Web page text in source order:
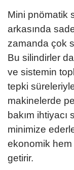
Mini pnömatik
arkasında
zamanda çok
Bu silindirler
ve sistemin
tepki
makinelerde
bakım
minimize
ekonomik
getirir.